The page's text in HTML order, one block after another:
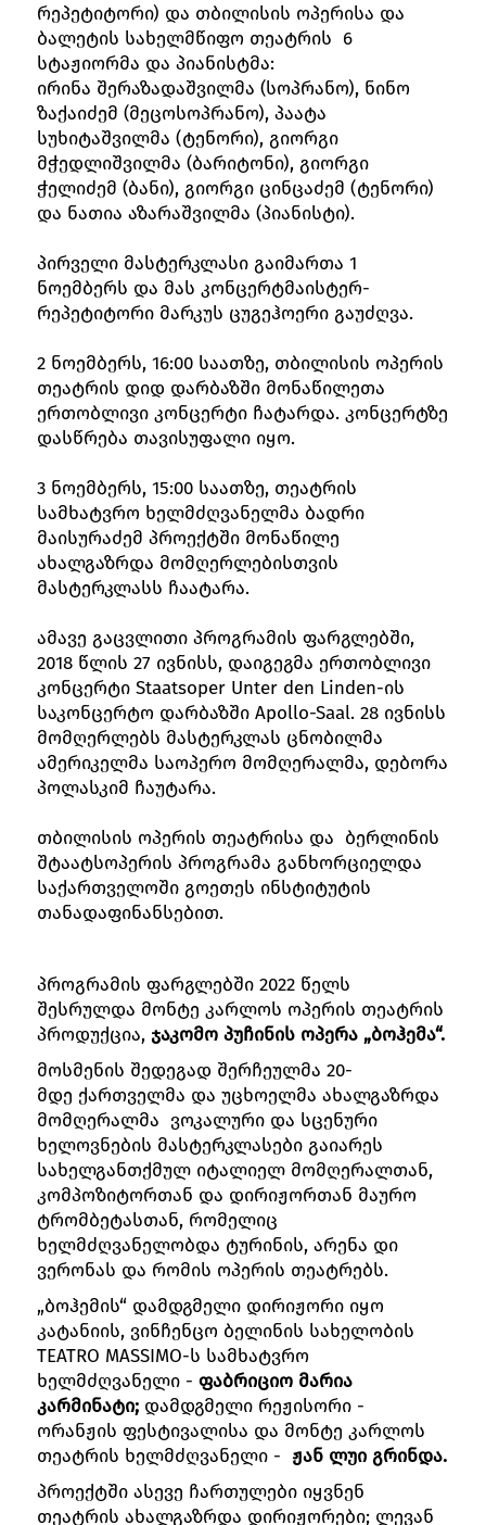
რეპეტიტორი) და თბილისის ოპერისა და
ბალეტის სახელმწიფო თეატრის 6
სტაჟიორმა და პიანისტმა:
ირინა შერაზადაშვილმა (სოპრანო), ნინო
ზაქაიძემ (მეცოსოპრანო), პაატა
სუხიტაშვილმა (ტენორი), გიორგი
მჭედლიშვილმა (ბარიტონი), გიორგი
ჭელიძემ (ბანი), გიორგი ცინცაძემ (ტენორი)
და ნათია აზარაშვილმა (პიანისტი).
პირველი მასტერკლასი გაიმართა 1
ნოემბერს და მას კონცერტმაისტერ-
რეპეტიტორი მარკუს ცუგეჰოერი გაუძღვა.
2 ნოემბერს, 16:00 საათზე, თბილისის ოპერის
თეატრის დიდ დარბაზში მონაწილეთა
ერთობლივი კონცერტი ჩატარდა. კონცერტზე
დასწრება თავისუფალი იყო.
3 ნოემბერს, 15:00 საათზე, თეატრის
სამხატვრო ხელმძღვანელმა ბადრი
მაისურაძემ პროექტში მონაწილე
ახალგაზრდა მომღერლებისთვის
მასტერკლასს ჩაატარა.
ამავე გაცვლითი პროგრამის ფარგლებში,
2018 წლის 27 ივნისს, დაიგეგმა ერთობლივი
კონცერტი Staatsoper Unter den Linden-ის
საკონცერტო დარბაზში Apollo-Saal. 28 ივნისს
მომღერლებს მასტერკლას ცნობილმა
ამერიკელმა საოპერო მომღერალმა, დებორა
პოლასკიმ ჩაუტარა.
თბილისის ოპერის თეატრისა და ბერლინის
შტაატსოპერის პროგრამა განხორციელდა
საქართველოში გოეთეს ინსტიტუტის
თანადაფინანსებით.
პროგრამის ფარგლებში 2022 წელს
შესრულდა მონტე კარლოს ოპერის თეატრის
პროდუქცია, ჯაკომო პუჩინის ოპერა „ბოჰემა“.
მოსმენის შედეგად შერჩეულმა 20-
მდე ქართველმა და უცხოელმა ახალგაზრდა
მომღერალმა ვოკალური და სცენური
ხელოვნების მასტერკლასები გაიარეს
სახელგანთქმულ იტალიელ მომღერალთან,
კომპოზიტორთან და დირიჟორთან მაურო
ტრომბეტასთან, რომელიც
ხელმძღვანელობდა ტურინის, არენა დი
ვერონას და რომის ოპერის თეატრებს.
„ბოჰემის“ დამდგმელი დირიჟორი იყო
კატანიის, ვინჩენცო ბელინის სახელობის
TEATRO MASSIMO-ს სამხატვრო
ხელმძღვანელი -ფაბრიციო მარია
კარმინატი; დამდგმელი რეჟისორი -
ორანჟის ფესტივალისა და მონტე კარლოს
თეატრის ხელმძღვანელი -ჟან ლუი გრინდა.
პროექტში ასევე ჩართულები იყვნენ
თეატრის ახალგაზრდა დირიჟორები; ლევან